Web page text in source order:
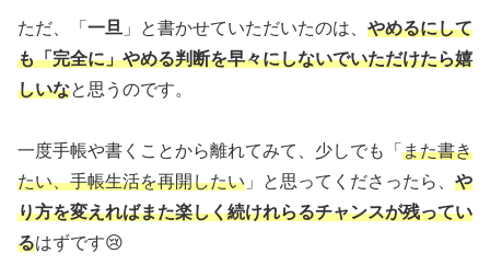
ただ、「 一旦 」と書かせていただいたのは、 やめるにして
も「完全に」やめる判断を早々にしないでいただけたら嬉
しいなと思うのです。
一度手帳や書くことから離れてみて、少しでも「 また書き
たい、手帳生活を再開したい 」と思ってくださったら、 や
り方を変えればまた楽しく続けれらるチャンスが残ってい
るはずです😢